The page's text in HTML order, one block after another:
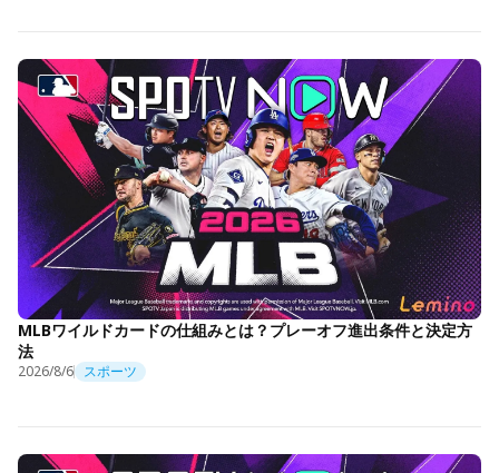
MLBワイルドカードの仕組みとは？プレーオフ進出条件と決定方
法
2026/8/6 スポーツ